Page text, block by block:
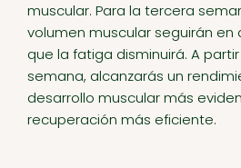
muscular. Para la tercera
volumen muscular seguirán
que la fatiga disminuirá. A
semana, alcanzarás un
desarrollo muscular más
recuperación más eficiente.